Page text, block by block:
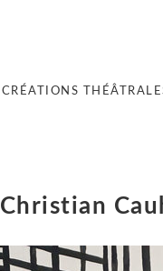
CRÉATIONS
Christian